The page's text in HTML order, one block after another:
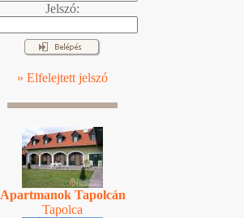
Jelszó:
» Elfelejtett jelszó
Apartmanok Tapolcán
Tapolca